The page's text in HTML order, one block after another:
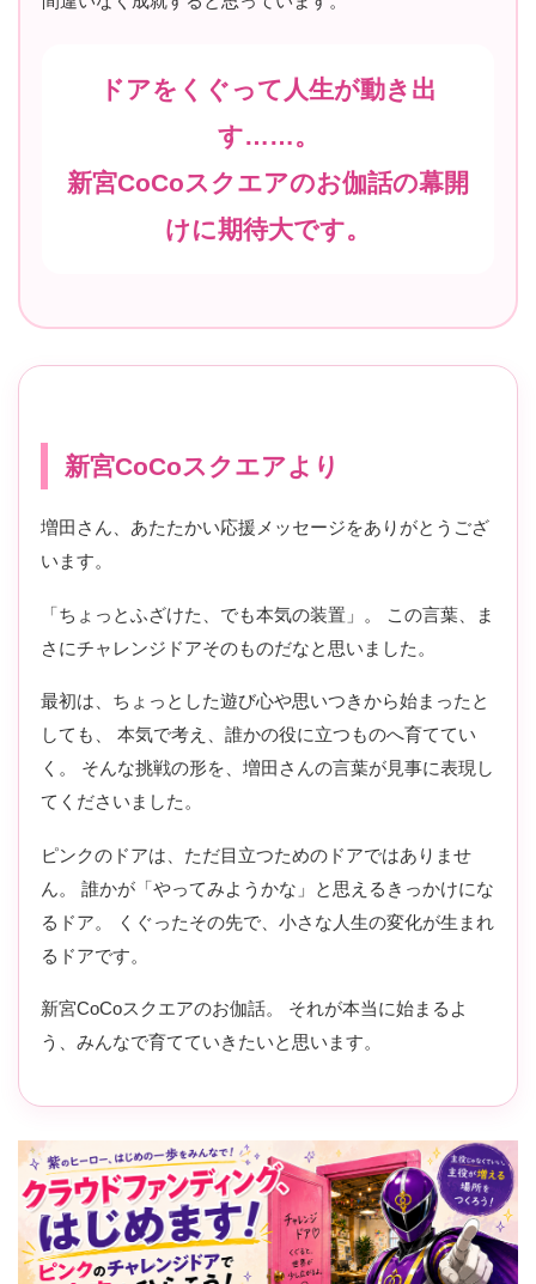
ドアをくぐって人生が動き出
す……。
新宮CoCoスクエアのお伽話の幕開
けに期待大です。
新宮CoCoスクエアより
増田さん、あたたかい応援メッセージをありがとうござ
います。
「ちょっとふざけた、でも本気の装置」。 この言葉、ま
さにチャレンジドアそのものだなと思いました。
最初は、ちょっとした遊び心や思いつきから始まったと
しても、 本気で考え、誰かの役に立つものへ育ててい
く。 そんな挑戦の形を、増田さんの言葉が見事に表現し
てくださいました。
ピンクのドアは、ただ目立つためのドアではありませ
ん。 誰かが「やってみようかな」と思えるきっかけにな
るドア。 くぐったその先で、小さな人生の変化が生まれ
るドアです。
新宮CoCoスクエアのお伽話。 それが本当に始まるよ
う、みんなで育てていきたいと思います。